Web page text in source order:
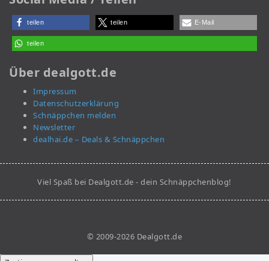
teilen teilen E-Mail
teilen
Über dealgott.de
Impressum
Datenschutzerklärung
Schnäppchen melden
Newsletter
dealhai.de – Deals & Schnäppchen
Viel Spaß bei Dealgott.de - dein Schnäppchenblog!
© 2009-2026 Dealgott.de